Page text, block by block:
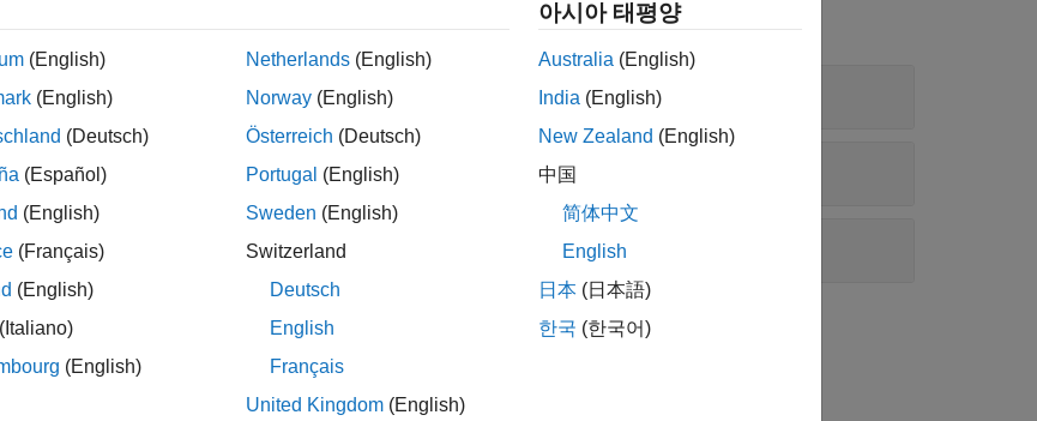
모델 조정 및 분석
모델 조정 및 분석
표 평가
목
사항
(English)
(English)
(Deutsch)
(Español)
(English)
(Français)
(English)
(Italiano)
(English)
Netherlands (English)
Norway (English)
Österreich (Deutsch)
Portugal (English)
Sweden (English)
Switzerland
Deutsch
English
Français
United Kingdom (English)
아시아 태평양
Australia (English)
India (English)
New Zealand (English)
中国
简体中文
English
日本 (日本語)
한국 (한국어)